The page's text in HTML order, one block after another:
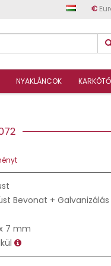
€
NYAKLÁNCOK
Bevonat + Galvanizálás
7 mm